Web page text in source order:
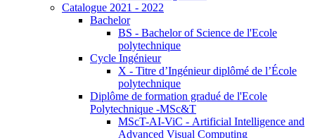
Catalogue 2021 - 2022
Bachelor
BS - Bachelor of Science de l'Ecole
polytechnique
Cycle Ingénieur
X - Titre d’Ingénieur diplômé de l’École
polytechnique
Diplôme de formation gradué de l'Ecole
Polytechnique -MSc&T
MScT-AI-ViC - Artificial Intelligence and
Advanced Visual Computing